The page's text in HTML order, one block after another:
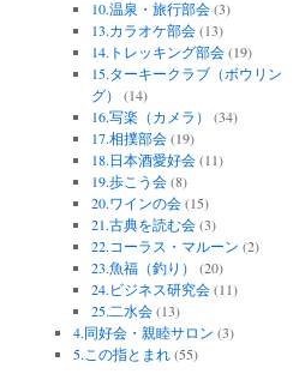
10.温泉・旅行部会(3)
13.カラオケ部会(13)
14.トレッキング部会(19)
15.ターキークラブ（ボウリン
グ）
(14)
16.写楽（カメラ）
(34)
17.相撲部会(19)
18.日本酒愛好会(11)
19.歩こう会(8)
20.ワインの会(15)
21.古典を読む会(3)
22.コーラス・マルーン (2)
23.魚福（釣り）
(20)
24.ビジネス研究会(11)
25.二水会(13)
4.同好会・親睦サロン (3)
5.この指とまれ(55)